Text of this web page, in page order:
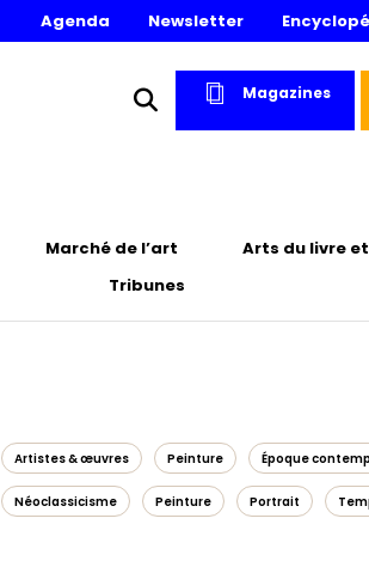
Agenda Newsletter
Magazines
Marché de l’art
Arts du livre
Tribunes
Artistes & œuvres Peinture Époque
Néoclassicisme Peinture Portrait